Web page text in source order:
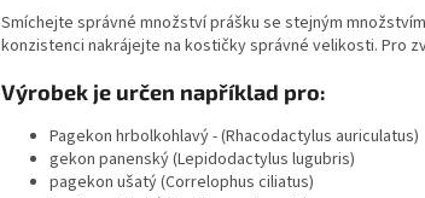
Smíchejte správné množství prášku se stejným
konzistenci nakrájejte na kostičky správné velikosti. Pro
Výrobek je určen například pro:
Pagekon hrbolkohlavý - (Rhacodactylus auriculatus)
gekon panenský (Lepidodactylus lugubris)
pagekon ušatý (Correlophus ciliatus)